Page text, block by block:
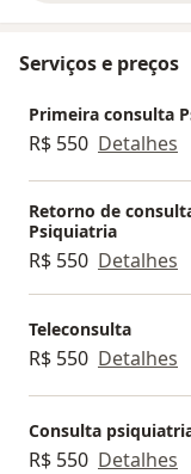
Serviços e preços
Primeira consulta
R$ 550 Detalhes
Retorno de
Psiquiatria
R$ 550 Detalhes
Teleconsulta
R$ 550 Detalhes
Consulta
R$ 550 Detalhes